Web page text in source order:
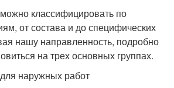
классифицировать по
от состава и до специфических
нашу направленность, подробно
на трех основных группах.
наружных работ